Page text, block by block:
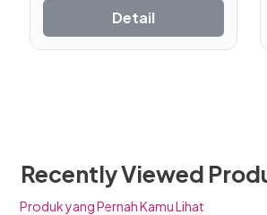
Detail
Recently Viewed
Produk yang Pernah Kamu Lihat